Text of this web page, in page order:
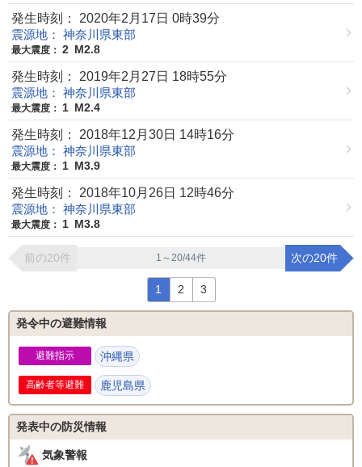
発生時刻： 2020年2月17日 0時39分
震源地： 神奈川県東部
最大震度： 2 M2.8
発生時刻： 2019年2月27日 18時55分
震源地： 神奈川県東部
最大震度： 1 M2.4
発生時刻： 2018年12月30日 14時16分
震源地： 神奈川県東部
最大震度： 1 M3.9
発生時刻： 2018年10月26日 12時46分
震源地： 神奈川県東部
最大震度： 1 M3.8
前の20件 1～20/44件 次の20件
1 2 3
発令中の避難情報
避難指示 沖縄県
鹿児島県
発表中の防災情報
気象警報